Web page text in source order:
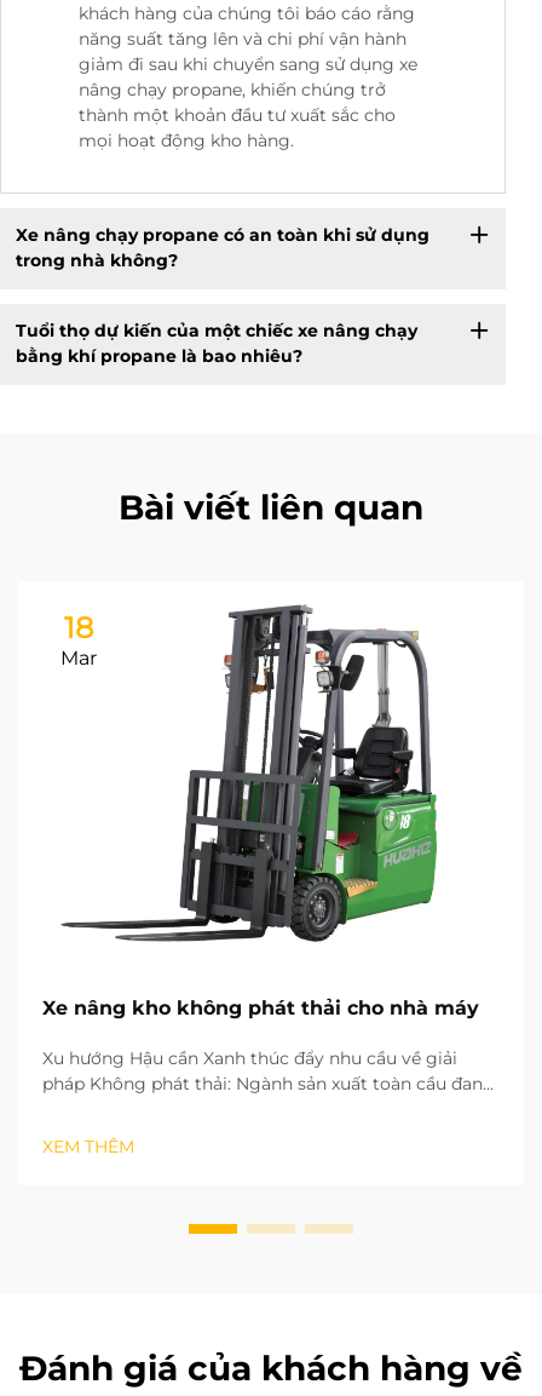
khách hàng của chúng tôi báo cáo rằng
năng suất tăng lên và chi phí vận hành
giảm đi sau khi chuyển sang sử dụng xe
nâng chạy propane, khiến chúng trở
thành một khoản đầu tư xuất sắc cho
mọi hoạt động kho hàng.
Xe nâng chạy propane có an toàn khi sử dụng
trong nhà không?
Tuổi thọ dự kiến của một chiếc xe nâng chạy
bằng khí propane là bao nhiêu?
Bài viết liên quan
18
Mar
Xe nâng kho không phát thải cho nhà máy
Xu hướng Hậu cần Xanh thúc đẩy nhu cầu về giải
pháp Không phát thải: Ngành sản xuất toàn cầu đang
và ít carbon. Các quy trình hậu cần còn lại trong nhà
máy đóng vai trò then chốt trong việc đạt được mục
XEM THÊM
Đánh giá của khách hàng về